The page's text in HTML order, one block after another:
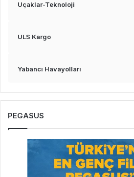
Uçaklar-Teknoloji
ULS Kargo
Yabancı Havayolları
PEGASUS